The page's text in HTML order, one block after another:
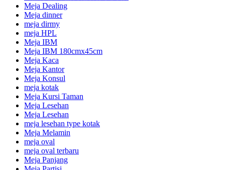
Meja Dealing
Meja dinner
meja dirmy
meja HPL
Meja IBM
Meja IBM 180cmx45cm
Meja Kaca
Meja Kantor
Meja Konsul
meja kotak
Meja Kursi Taman
Meja Lesehan
Meja Lesehan
meja lesehan type kotak
Meja Melamin
meja oval
meja oval terbaru
Meja Panjang